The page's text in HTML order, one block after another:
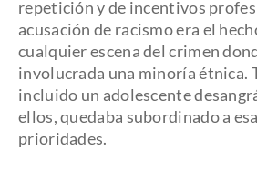
repetición y de incentivos
acusación de racismo era el
cualquier escena del crimen
involucrada una minoría étnica.
incluido un adolescente
ellos, quedaba subordinado a
prioridades.